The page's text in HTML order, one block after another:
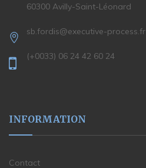
60300 Avilly-Saint-Léonard
sb.fordis@executive-process.fr
(+0033) 06 24 42 60 24
INFORMATION
Contact